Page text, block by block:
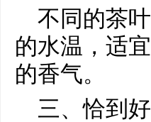
不同的茶
的水温，适
的香气。
三、恰到